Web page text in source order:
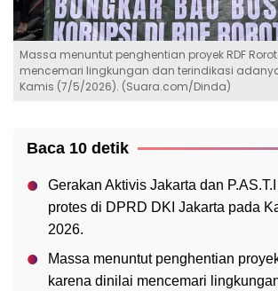
Massa menuntut penghentian proyek RDF
mencemari lingkungan dan terindikasi
Kamis (7/5/2026). (Suara.com/Dinda)
Baca 10 detik
Gerakan Aktivis Jakarta dan
protes di DPRD DKI Jakarta pada
2026.
Massa menuntut penghentian
karena dinilai mencemari